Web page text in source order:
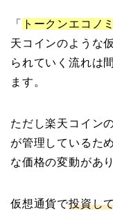
「 トークンエコノ
天コインのような
られていく流れは
ます。
ただし楽天コイン
が管理しているた
な価格の変動があ
仮想通貨で投資し